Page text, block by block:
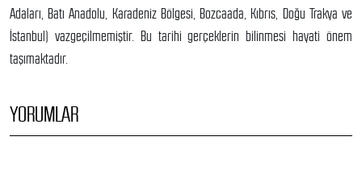
Adaları, Batı Anadolu, Karadeniz Bölgesi, Bozcaada, Kıbrıs, Doğu Trakya ve
İstanbul) vazgeçilmemiştir. Bu tarihi gerçeklerin bilinmesi hayati önem
taşımaktadır.
YORUMLAR